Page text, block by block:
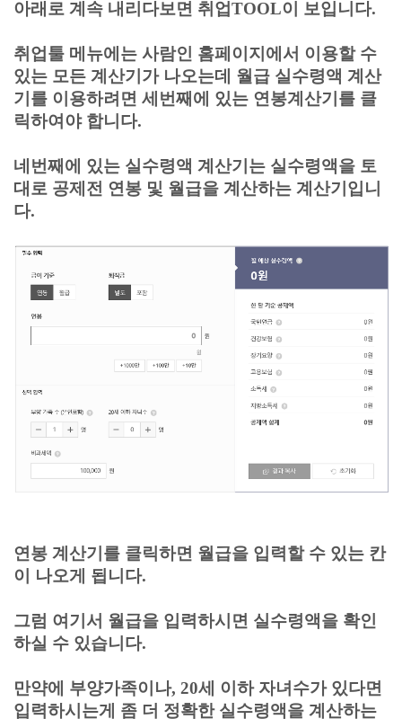
아래로 계속 내리다보면 취업TOOL이 보입니다.
취업툴 메뉴에는 사람인 홈페이지에서 이용할 수
있는 모든 계산기가 나오는데 월급 실수령액 계산
기를 이용하려면 세번째에 있는 연봉계산기를 클
릭하여야 합니다.
네번째에 있는 실수령액 계산기는 실수령액을 토
대로 공제전 연봉 및 월급을 계산하는 계산기입니
다.
연봉 계산기를 클릭하면 월급을 입력할 수 있는 칸
이 나오게 됩니다.
그럼 여기서 월급을 입력하시면 실수령액을 확인
하실 수 있습니다.
만약에 부양가족이나, 20세 이하 자녀수가 있다면
입력하시는게 좀 더 정확한 실수령액을 계산하는